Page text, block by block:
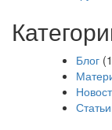
Блог
Статьи